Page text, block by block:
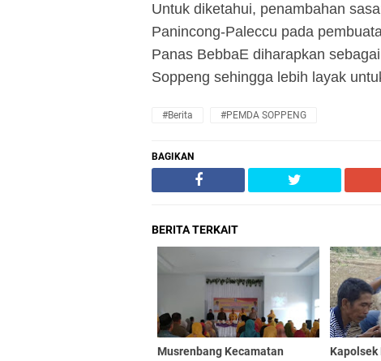
Untuk diketahui, penambahan
Panincong-Paleccu pada
Panas BebbaE diharapkan
Soppeng sehingga lebih layak
#Berita #PEMDA SOPPENG
BAGIKAN
BERITA TERKAIT
Musrenbang Kecamatan